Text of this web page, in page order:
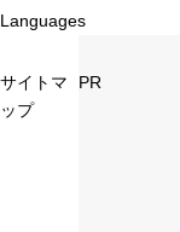
Languages
サイトマ
ップ
PR